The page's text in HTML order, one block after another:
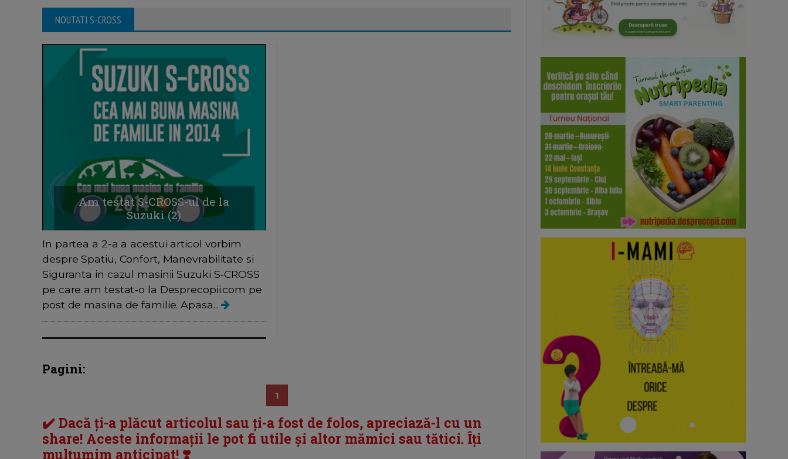
NOUTATI S-CROSS
Am testat S-CROSS-ul de la
Suzuki (2)
In partea a 2-a a acestui articol vorbim
despre Spatiu, Confort, Manevrabilitate si
Siguranta in cazul masinii Suzuki S-CROSS
pe care am testat-o la Desprecopii.com pe
post de masina de familie. Apasa...
Pagini:
1
✔️ Dacă ți-a plăcut articolul sau ți-a fost de folos, apreciază-l cu un
share! Aceste informații le pot fi utile și altor mămici sau tătici. Îți
mulțumim anticipat! ❣️